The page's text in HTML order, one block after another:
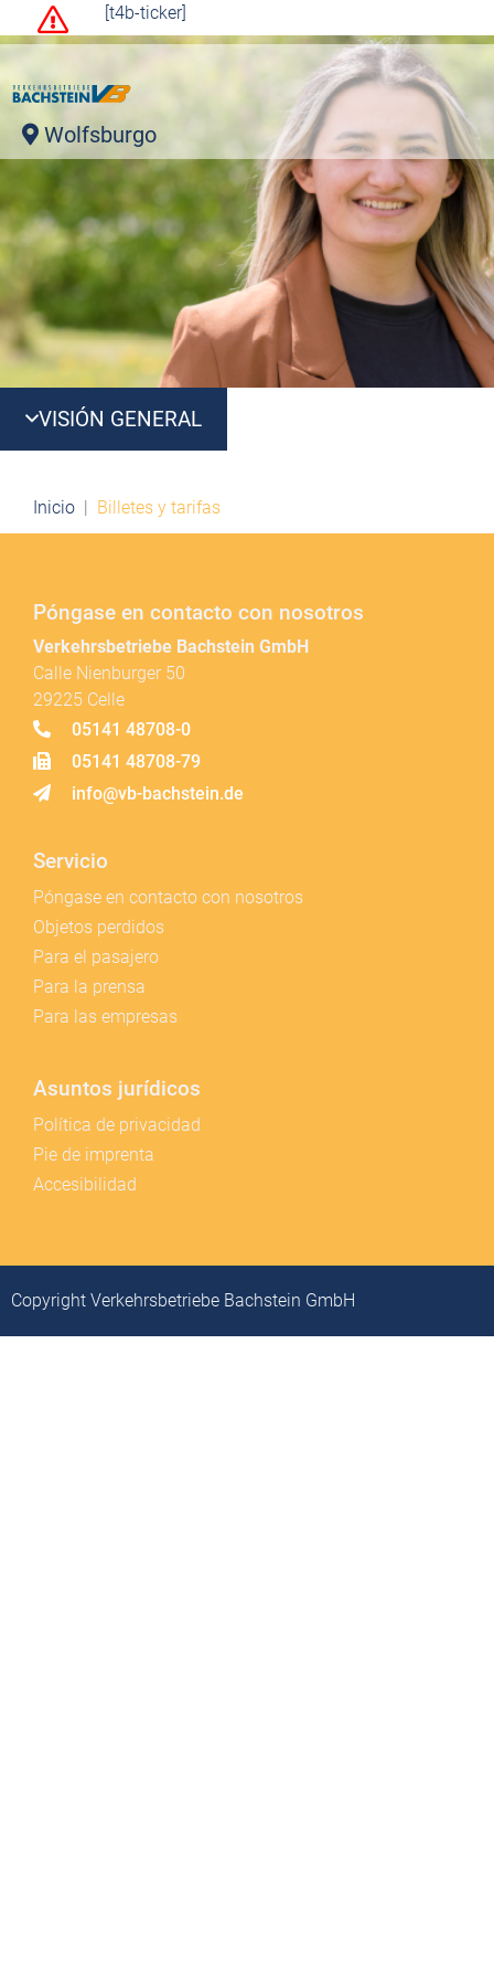
[t4b-ticker]
Wolfsburgo
VISIÓN GENERAL
Inicio Billetes y tarifas
Póngase en contacto con nosotros
Verkehrsbetriebe Bachstein GmbH
Calle Nienburger 50
29225 Celle
05141 48708-0
05141 48708-79
info@vb-bachstein.de
Servicio
Póngase en contacto con nosotros
Objetos perdidos
Para el pasajero
Para la prensa
Para las empresas
Asuntos jurídicos
Política de privacidad
Pie de imprenta
Accesibilidad
Copyright Verkehrsbetriebe Bachstein GmbH